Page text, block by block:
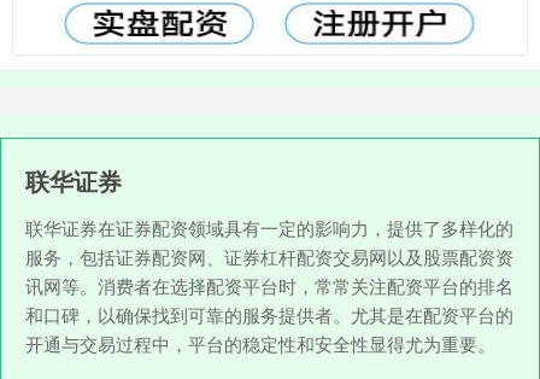
联华证券
联华证券在证券配资领域具有一定的影响力，提供了多样化的
服务，包括证券配资网、证券杠杆配资交易网以及股票配资资
讯网等。消费者在选择配资平台时，常常关注配资平台的排名
和口碑，以确保找到可靠的服务提供者。尤其是在配资平台的
开通与交易过程中，平台的稳定性和安全性显得尤为重要。